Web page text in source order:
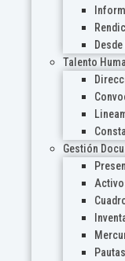
Talento
Gestión